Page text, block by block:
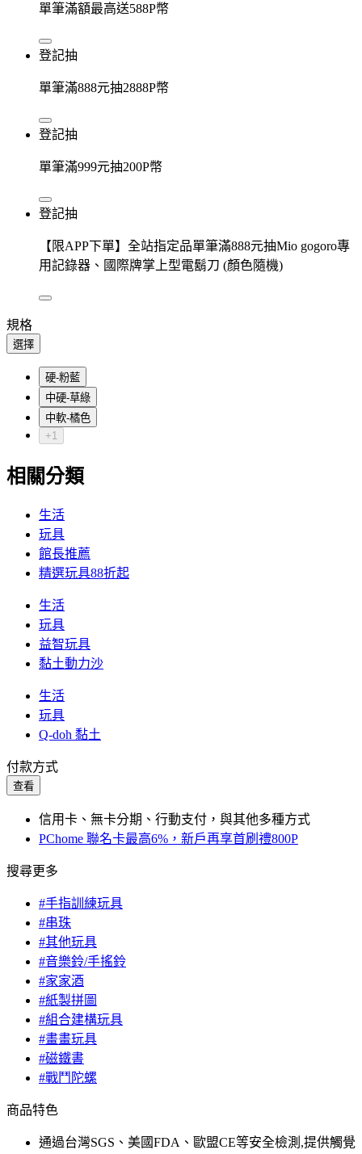
單筆滿額最高送588P幣
登記抽
單筆滿888元抽2888P幣
登記抽
單筆滿999元抽200P幣
登記抽
【限APP下單】全站指定品單筆滿888元抽Mio gogoro專
用記錄器、國際牌掌上型電鬍刀 (顏色隨機)
規格
選擇
硬-粉藍
中硬-草綠
中軟-橘色
+1
相關分類
生活
玩具
館長推薦
精選玩具88折起
生活
玩具
益智玩具
黏土動力沙
生活
玩具
Q-doh 黏土
付款方式
查看
信用卡、無卡分期、行動支付，與其他多種方式
PChome 聯名卡最高6%，新戶再享首刷禮800P
搜尋更多
#手指訓練玩具
#串珠
#其他玩具
#音樂鈴/手搖鈴
#家家酒
#紙製拼圖
#組合建構玩具
#畫畫玩具
#磁鐵書
#戰鬥陀螺
商品特色
通過台灣SGS、美國FDA、歐盟CE等安全檢測,提供觸覺